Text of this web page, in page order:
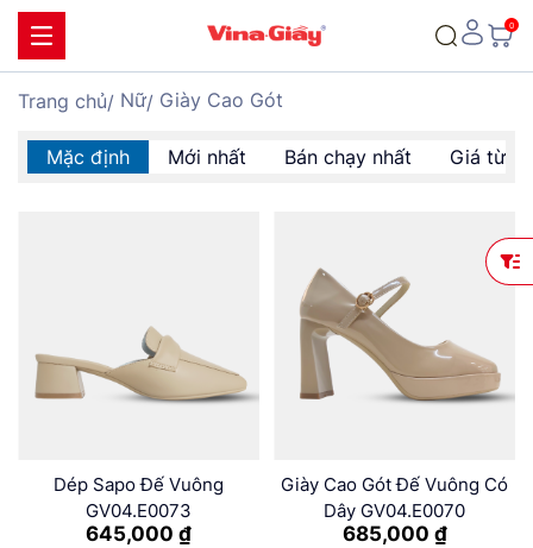
Trang chủ Nữ Giày Cao Gót
Mặc định Mới nhất Bán chạy nhất Giá từ
Dép Sapo Đế Vuông
GV04.E0073
645,000 ₫
Giày Cao Gót Đế Vuông Có
Dây GV04.E0070
685,000 ₫